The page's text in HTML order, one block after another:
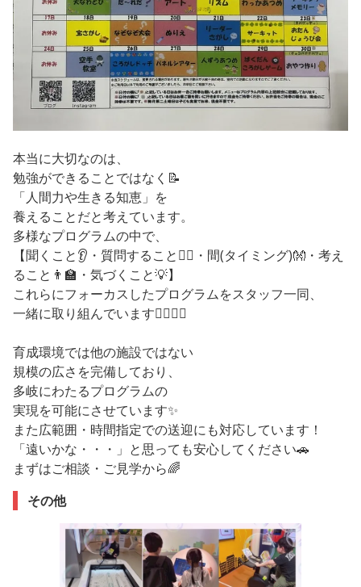
本当に大切なのは、
勉強ができることではなく📝
「人間力や生きる知恵」を
養えることだと考えています。
多様なプログラムの中で、
【聞くこと👂・質問すること🙋‍♀️・間(タイミング)👐・考え
ること👨‍🏫・気づくこと💡】
これらにフォーカスしたプログラムをスタッフ一同、
一緒に取り組んでいます🙆‍♂️🙆‍♀️
育成環境では他の施設ではない
規模の広さを完備しており、
多岐にわたるプログラムの
実現を可能にさせています✨
また広範囲・時間指定での送迎にも対応しています！
「遠いかな・・・」と思っても安心してください🚗
まずはご相談・ご見学から🌈
その他